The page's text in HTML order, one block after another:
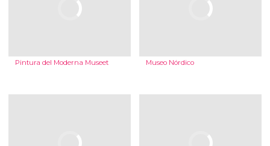
Pintura del Moderna Museet Museo Nórdico